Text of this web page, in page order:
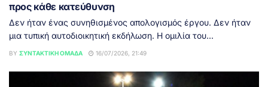
προς κάθε κατεύθυνση
Δεν ήταν ένας συνηθισμένος απολογισμός έργου. Δεν ήταν
μια τυπική αυτοδιοικητική εκδήλωση. Η ομιλία του...
BY ΣΥΝΤΑΚΤΙΚΉ ΟΜΆΔΑ 16/07/2026, 21:49